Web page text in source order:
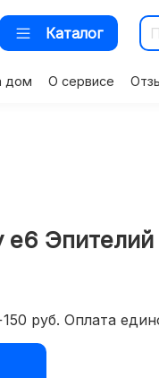
Каталог
дом О сервисе
e6
руб. Оплата